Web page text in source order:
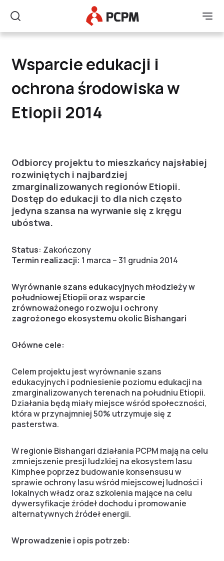
Szukaj
Główne Logo
Wsparcie edukacji i
ochrona środowiska w
Etiopii 2014
Odbiorcy projektu to mieszkańcy najsłabiej
rozwiniętych i najbardziej
zmarginalizowanych regionów Etiopii.
Dostęp do edukacji to dla nich często
jedyna szansa na wyrwanie się z kręgu
ubóstwa.
Status: Zakończony
Termin realizacji: 1 marca – 31 grudnia 2014
Wyrównanie szans edukacyjnych młodzieży w
południowej Etiopii oraz wsparcie
zrównoważonego rozwoju i ochrony
zagrożonego ekosystemu okolic Bishangari
Główne cele:
Celem projektu jest wyrównanie szans
edukacyjnych i podniesienie poziomu edukacji na
zmarginalizowanych terenach na południu Etiopii.
Działania będą miały miejsce wśród społeczności,
która w przynajmniej 50% utrzymuje się z
pasterstwa.
W regionie Bishangari działania PCPM mają na celu
zmniejszenie presji ludzkiej na ekosystem lasu
Kimphee poprzez budowanie konsensusu w
sprawie ochrony lasu wśród miejscowej ludności i
lokalnych władz oraz szkolenia mające na celu
dywersyfikacje źródeł dochodu i promowanie
alternatywnych źródeł energii.
Wprowadzenie i opis potrzeb: